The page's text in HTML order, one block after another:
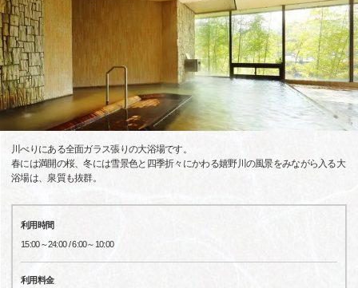
川べりにある全面ガラス張りの大浴場です。
春には満開の桜、冬には雪景色と四季折々にかわる嬉野川の風景をみながら入る大
浴場は、泉質も抜群。
利用時間
15:00～24:00 / 6:00～10:00
利用料金